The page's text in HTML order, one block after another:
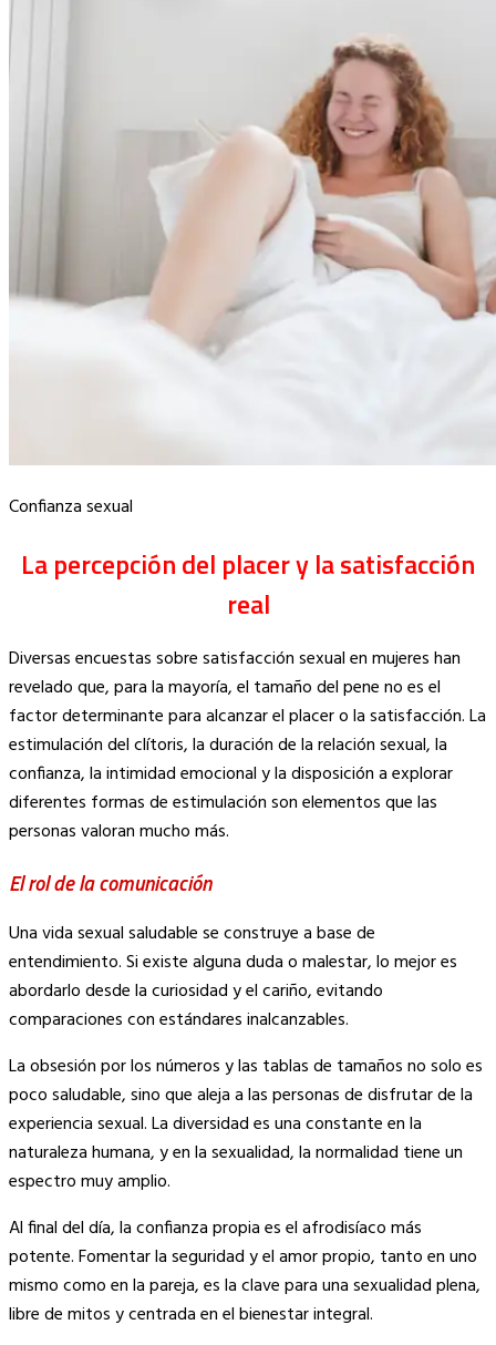
Confianza sexual
La percepción del placer y la satisfacción
real
Diversas encuestas sobre satisfacción sexual en mujeres han
revelado que, para la mayoría, el tamaño del pene no es el
factor determinante para alcanzar el placer o la satisfacción. La
estimulación del clítoris, la duración de la relación sexual, la
confianza, la intimidad emocional y la disposición a explorar
diferentes formas de estimulación son elementos que las
personas valoran mucho más.
El rol de la comunicación
Una vida sexual saludable se construye a base de
entendimiento. Si existe alguna duda o malestar, lo mejor es
abordarlo desde la curiosidad y el cariño, evitando
comparaciones con estándares inalcanzables.
La obsesión por los números y las tablas de tamaños no solo es
poco saludable, sino que aleja a las personas de disfrutar de la
experiencia sexual. La diversidad es una constante en la
naturaleza humana, y en la sexualidad, la normalidad tiene un
espectro muy amplio.
Al final del día, la confianza propia es el afrodisíaco más
potente. Fomentar la seguridad y el amor propio, tanto en uno
mismo como en la pareja, es la clave para una sexualidad plena,
libre de mitos y centrada en el bienestar integral.